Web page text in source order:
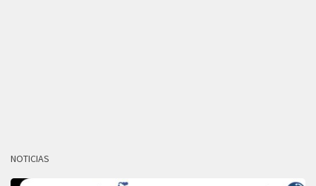
NOTICIAS